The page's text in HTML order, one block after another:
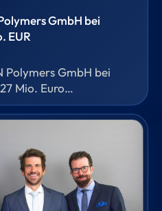
GmbH bei
EUR
Polymers GmbH bei
Mio. Euro
ein
aus der Sparkasse
regionalen Sparkassen
für die Bürgschaft des
vorbereitet und die
erstellt.